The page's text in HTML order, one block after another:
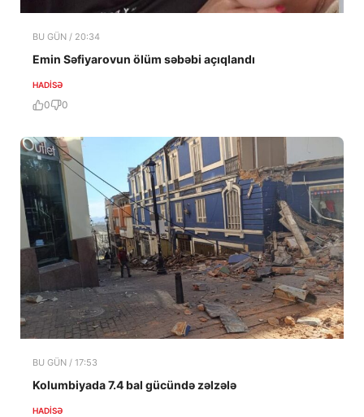
BU GÜN / 20:34
Emin Səfiyarovun ölüm səbəbi açıqlandı
HADISƏ
0 0
BU GÜN / 17:53
Kolumbiyada 7.4 bal gücündə zəlzələ
HADISƏ